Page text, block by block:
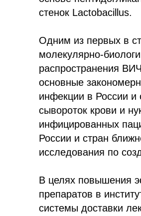
стенок Lactobacillus.
Одним из первых в
молекулярно-
распространения
основные
инфекции в России и
сывороток крови и
инфицированных
России и стран
исследования по
В целях повышения
препаратов в
системы доставки